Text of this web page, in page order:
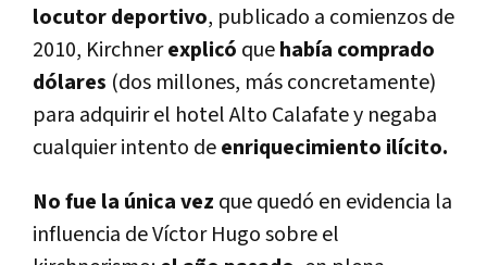
locutor deportivo, publicado a comienzos de
2010, Kirchnerexplicó quehabía comprado
dólares (dos millones, más concretamente)
para adquirir el hotel Alto Calafate y negaba
cualquier intento deenriquecimiento ilícito.
No fue la única vez que quedó en evidencia la
influencia de Víctor Hugo sobre el